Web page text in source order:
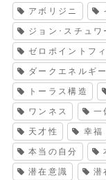
アボリジニ
ジョン･スチュワ
ゼロポイントフ
ダークエネルギー
トーラス構造
ワンネス 一
天才性 幸福
本当の自分
潜在意識 潜